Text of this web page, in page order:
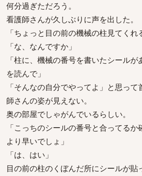
何分過ぎただろう。
看護師さんが久しぶりに声を出した。
「ちょっと目の前の機械の柱見てくれ
「な、なんですか」
「柱に、機械の番号を書いたシール
を読んで」
「そんなの自分でやってよ」と思っ
師さんの姿が見えない。
奥の部屋でしゃがんでいるらしい。
「こっちのシールの番号と合ってるか
より早いでしょ」
「は、はい」
目の前の柱のくぼんだ所にシールが貼